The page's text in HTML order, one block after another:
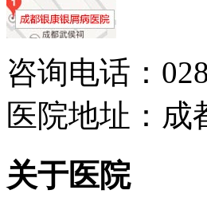
咨询电话：
医院地址：成
关于医院